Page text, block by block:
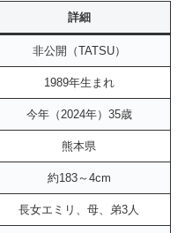
詳細
非公開（TATSU）
1989年生まれ
今年（2024年）35歳
熊本県
約183～4cm
長女エミリ、母、弟3人